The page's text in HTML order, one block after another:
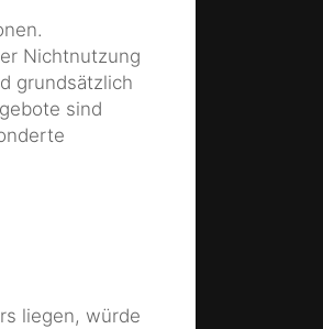
Nichtnutzung
grundsätzlich
sind
liegen, würde